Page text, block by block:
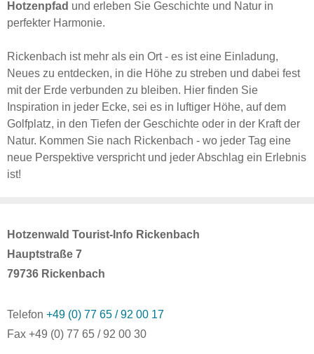
Hotzenpfad und erleben Sie Geschichte und Natur in
perfekter Harmonie.
Rickenbach ist mehr als ein Ort - es ist eine Einladung,
Neues zu entdecken, in die Höhe zu streben und dabei fest
mit der Erde verbunden zu bleiben. Hier finden Sie
Inspiration in jeder Ecke, sei es in luftiger Höhe, auf dem
Golfplatz, in den Tiefen der Geschichte oder in der Kraft der
Natur. Kommen Sie nach Rickenbach - wo jeder Tag eine
neue Perspektive verspricht und jeder Abschlag ein Erlebnis
ist!
Hotzenwald Tourist-Info Rickenbach
Hauptstraße 7
79736 Rickenbach
Telefon +49 (0) 77 65 / 92 00 17
Fax +49 (0) 77 65 / 92 00 30